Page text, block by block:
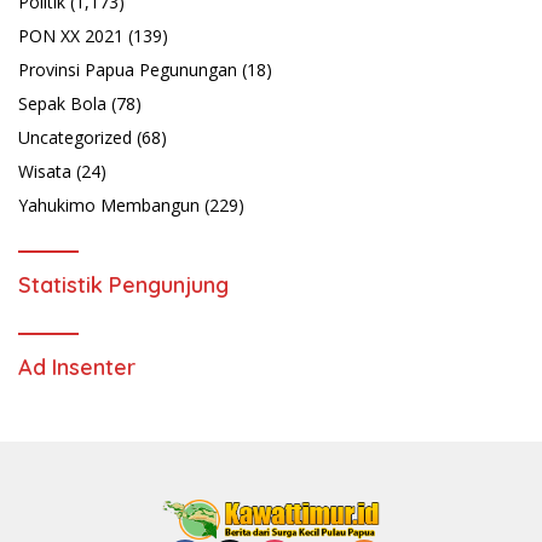
PON XX 2021 (139)
Provinsi Papua Pegunungan (18)
Sepak Bola (78)
Uncategorized (68)
Wisata (24)
Yahukimo Membangun (229)
Statistik Pengunjung
Ad Insenter